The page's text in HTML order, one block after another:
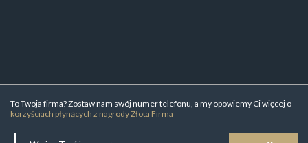
To Twoja firma? Zostaw nam swój numer telefonu, a my opowiemy Ci więcej o
korzyściach płynących z nagrody Złota Firma